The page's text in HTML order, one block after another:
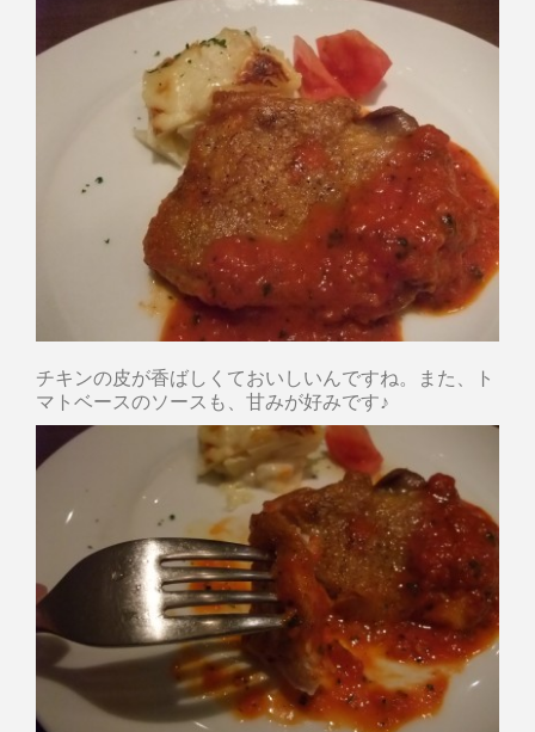
チキンの皮が香ばしくておいしいんですね。また、ト
マトベースのソースも、甘みが好みです♪